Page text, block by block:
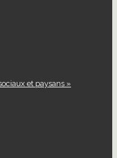
et paysans »